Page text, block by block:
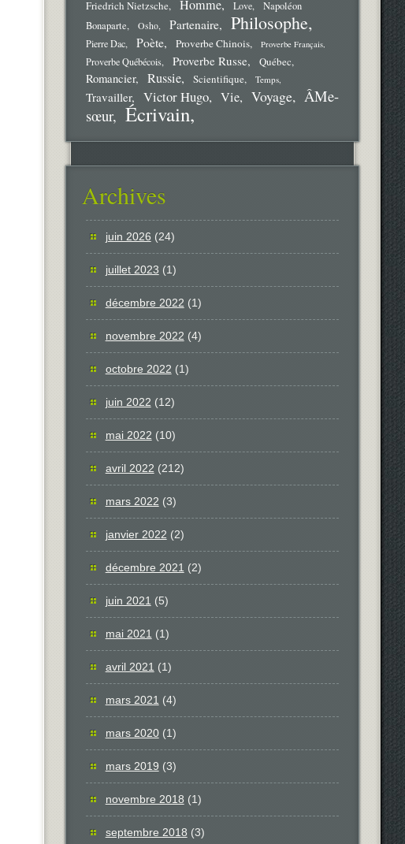
Friedrich Nietzsche Homme Love
Napoléon
Bonaparte
Osho Partenaire Philosophe
Pierre Dac Poète Proverbe Chinois Proverbe Français
Proverbe Québécois Proverbe Russe Québec
Romancier Russie Scientifique Temps
Travailler Victor Hugo Vie Voyage
ÂMe-
sœur
Écrivain
Archives
juin 2026 (24)
juillet 2023 (1)
décembre 2022 (1)
novembre 2022 (4)
octobre 2022 (1)
juin 2022 (12)
mai 2022 (10)
avril 2022 (212)
mars 2022 (3)
janvier 2022 (2)
décembre 2021 (2)
juin 2021 (5)
mai 2021 (1)
avril 2021 (1)
mars 2021 (4)
mars 2020(1)
mars 2019 (3)
novembre 2018 (1)
septembre 2018 (3)